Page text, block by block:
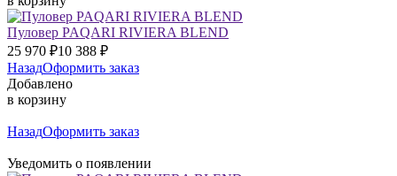
Пуловер PAQARI RIVIERA BLEND
25 970 ₽10 388 ₽
НазадОформить заказ
Добавлено
в корзину
НазадОформить заказ
Уведомить о появлении